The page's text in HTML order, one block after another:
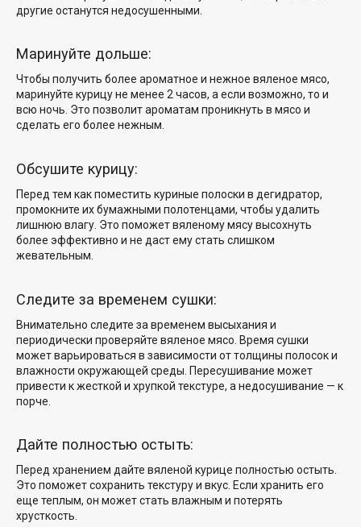
другие останутся недосушенными.
Маринуйте дольше:
Чтобы получить более ароматное и нежное вяленое мясо,
маринуйте курицу не менее 2 часов, а если возможно, то и
всю ночь. Это позволит ароматам проникнуть в мясо и
сделать его более нежным.
Обсушите курицу:
Перед тем как поместить куриные полоски в дегидратор,
промокните их бумажными полотенцами, чтобы удалить
лишнюю влагу. Это поможет вяленому мясу высохнуть
более эффективно и не даст ему стать слишком
жевательным.
Следите за временем сушки:
Внимательно следите за временем высыхания и
периодически проверяйте вяленое мясо. Время сушки
может варьироваться в зависимости от толщины полосок и
влажности окружающей среды. Пересушивание может
привести к жесткой и хрупкой текстуре, а недосушивание — к
порче.
Дайте полностью остыть:
Перед хранением дайте вяленой курице полностью остыть.
Это поможет сохранить текстуру и вкус. Если хранить его
еще теплым, он может стать влажным и потерять
хрусткость.